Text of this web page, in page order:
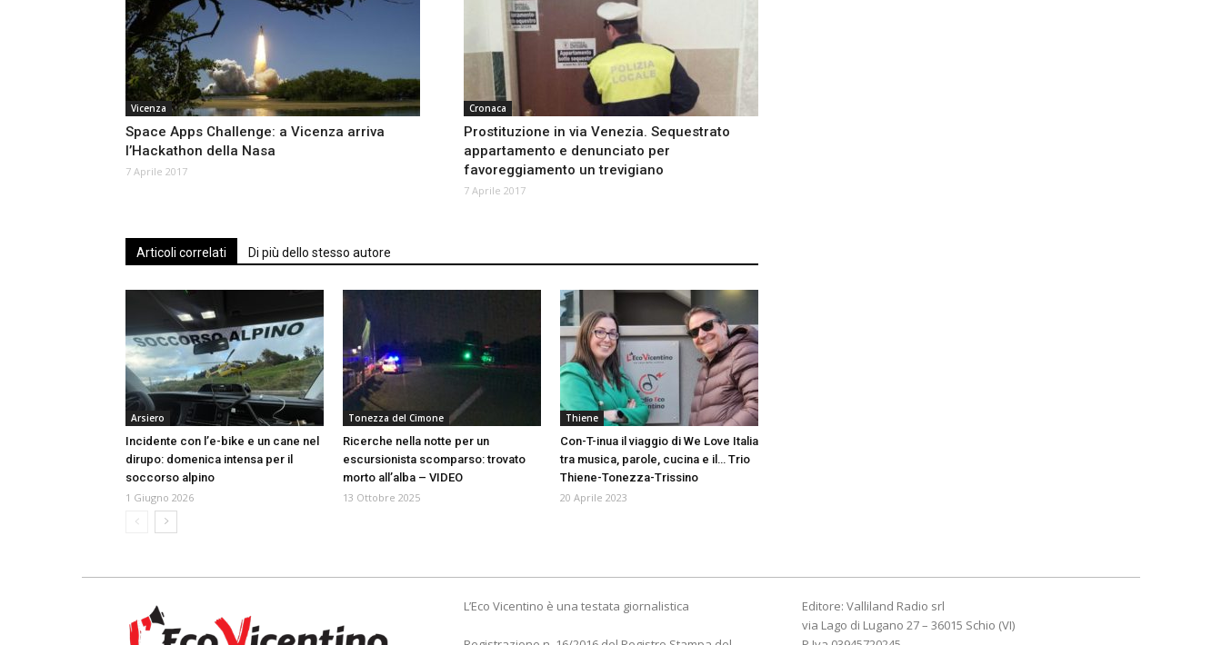
Vicenza
Space Apps Challenge: a Vicenza arriva
l’Hackathon della Nasa
7 Aprile 2017
Cronaca
Prostituzione in via Venezia. Sequestrato
appartamento e denunciato per
favoreggiamento un trevigiano
7 Aprile 2017
Articoli correlati Di più dello stesso autore
Arsiero
Incidente con l’e-bike e un cane nel
dirupo: domenica intensa per il
soccorso alpino
1 Giugno 2026
Tonezza del Cimone
Ricerche nella notte per un
escursionista scomparso: trovato
morto all’alba – VIDEO
13 Ottobre 2025
Thiene
Con-T-inua il viaggio di We Love Italia
tra musica, parole, cucina e il… Trio
Thiene-Tonezza-Trissino
20 Aprile 2023
L’Eco Vicentino è una testata giornalistica
Editore: Valliland Radio srl
via Lago di Lugano 27 – 36015 Schio (VI)